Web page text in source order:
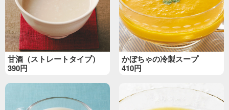
甘酒（ストレートタイプ）
390円
かぼちゃの冷製スープ
410円